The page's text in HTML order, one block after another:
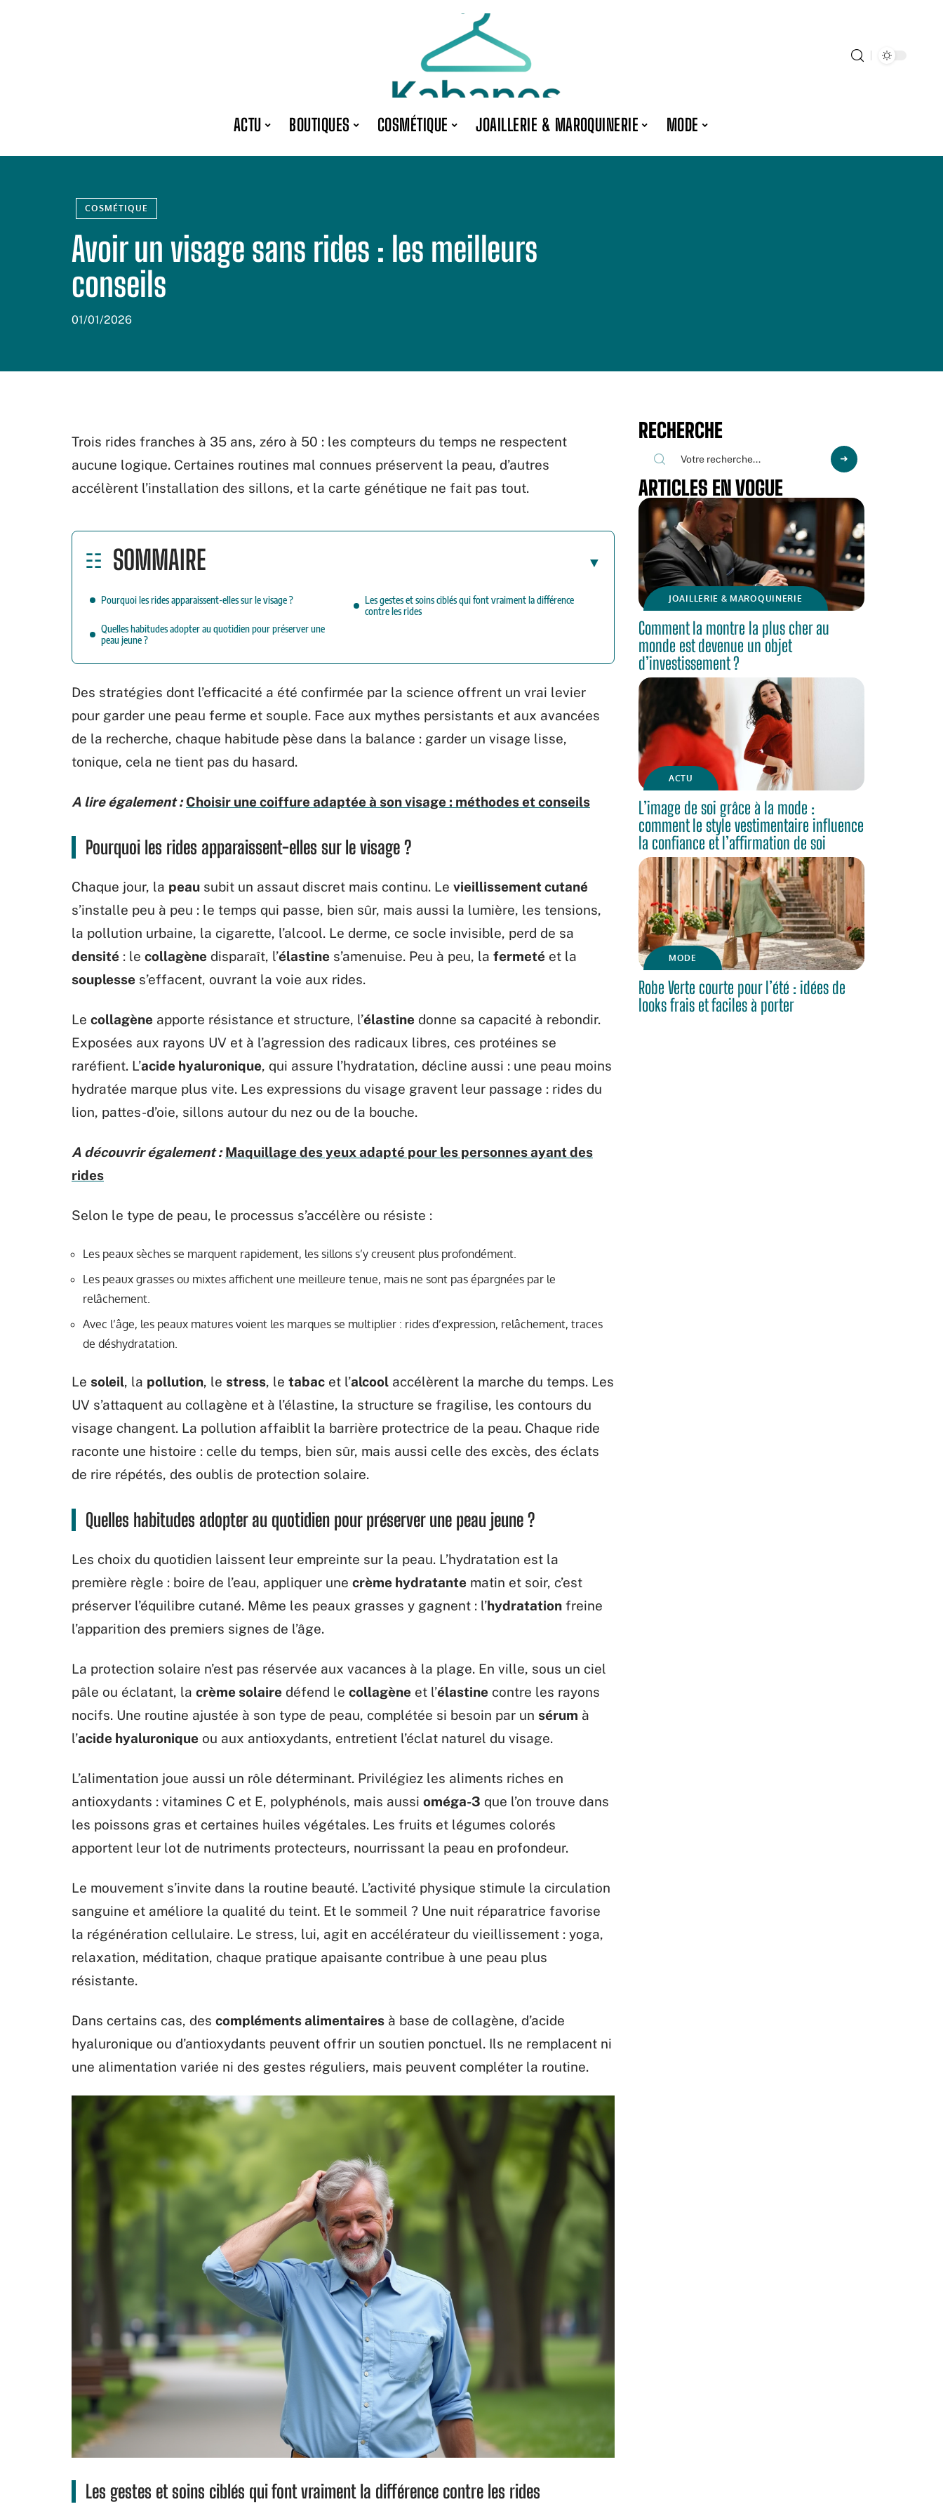
ACTU BOUTIQUES COSMÉTIQUE JOAILLERIE & MAROQUINERIE MODE
COSMÉTIQUE
Avoir un visage sans rides : les meilleurs
conseils
01/01/2026
Trois rides franches à 35 ans, zéro à 50 : les compteurs du temps ne respectent
aucune logique. Certaines routines mal connues préservent la peau, d’autres
accélèrent l’installation des sillons, et la carte génétique ne fait pas tout.
SOMMAIRE
Pourquoi les rides apparaissent-elles sur le visage ?
Quelles habitudes adopter au quotidien pour préserver une
peau jeune ?
Les gestes et soins ciblés qui font vraiment la différence
contre les rides
Des stratégies dont l’efficacité a été confirmée par la science offrent un vrai levier
pour garder une peau ferme et souple. Face aux mythes persistants et aux avancées
de la recherche, chaque habitude pèse dans la balance : garder un visage lisse,
tonique, cela ne tient pas du hasard.
A lire également : Choisir une coiffure adaptée à son visage : méthodes et conseils
Pourquoi les rides apparaissent-elles sur le visage ?
Chaque jour, la peau subit un assaut discret mais continu. Le vieillissement cutané
s’installe peu à peu : le temps qui passe, bien sûr, mais aussi la lumière, les tensions,
la pollution urbaine, la cigarette, l’alcool. Le derme, ce socle invisible, perd de sa
densité : le collagène disparaît, l’élastine s’amenuise. Peu à peu, la fermeté et la
souplesse s’effacent, ouvrant la voie aux rides.
Le collagène apporte résistance et structure, l’élastine donne sa capacité à rebondir.
Exposées aux rayons UV et à l’agression des radicaux libres, ces protéines se
raréfient. L’acide hyaluronique, qui assure l’hydratation, décline aussi : une peau moins
hydratée marque plus vite. Les expressions du visage gravent leur passage : rides du
lion, pattes-d’oie, sillons autour du nez ou de la bouche.
A découvrir également : Maquillage des yeux adapté pour les personnes ayant des
rides
Selon le type de peau, le processus s’accélère ou résiste :
Les peaux sèches se marquent rapidement, les sillons s’y creusent plus profondément.
Les peaux grasses ou mixtes affichent une meilleure tenue, mais ne sont pas épargnées par le
relâchement.
Avec l’âge, les peaux matures voient les marques se multiplier : rides d’expression, relâchement, traces
de déshydratation.
Le soleil, la pollution, le stress, le tabac et l’alcool accélèrent la marche du temps. Les
UV s’attaquent au collagène et à l’élastine, la structure se fragilise, les contours du
visage changent. La pollution affaiblit la barrière protectrice de la peau. Chaque ride
raconte une histoire : celle du temps, bien sûr, mais aussi celle des excès, des éclats
de rire répétés, des oublis de protection solaire.
Quelles habitudes adopter au quotidien pour préserver une peau jeune ?
Les choix du quotidien laissent leur empreinte sur la peau. L’hydratation est la
première règle : boire de l’eau, appliquer une crème hydratante matin et soir, c’est
préserver l’équilibre cutané. Même les peaux grasses y gagnent : l’hydratation freine
l’apparition des premiers signes de l’âge.
La protection solaire n’est pas réservée aux vacances à la plage. En ville, sous un ciel
pâle ou éclatant, la crème solaire défend le collagène et l’élastine contre les rayons
nocifs. Une routine ajustée à son type de peau, complétée si besoin par un sérum à
l’acide hyaluronique ou aux antioxydants, entretient l’éclat naturel du visage.
L’alimentation joue aussi un rôle déterminant. Privilégiez les aliments riches en
antioxydants : vitamines C et E, polyphénols, mais aussi oméga-3 que l’on trouve dans
les poissons gras et certaines huiles végétales. Les fruits et légumes colorés
apportent leur lot de nutriments protecteurs, nourrissant la peau en profondeur.
Le mouvement s’invite dans la routine beauté. L’activité physique stimule la circulation
sanguine et améliore la qualité du teint. Et le sommeil ? Une nuit réparatrice favorise
la régénération cellulaire. Le stress, lui, agit en accélérateur du vieillissement : yoga,
relaxation, méditation, chaque pratique apaisante contribue à une peau plus
résistante.
Dans certains cas, des compléments alimentaires à base de collagène, d’acide
hyaluronique ou d’antioxydants peuvent offrir un soutien ponctuel. Ils ne remplacent ni
une alimentation variée ni des gestes réguliers, mais peuvent compléter la routine.
Les gestes et soins ciblés qui font vraiment la différence contre les rides
RECHERCHE
ARTICLES EN VOGUE
JOAILLERIE & MAROQUINERIE
Comment la montre la plus cher au
monde est devenue un objet
d’investissement ?
ACTU
L’image de soi grâce à la mode :
comment le style vestimentaire influence
la confiance et l’affirmation de soi
MODE
Robe Verte courte pour l’été : idées de
looks frais et faciles à porter